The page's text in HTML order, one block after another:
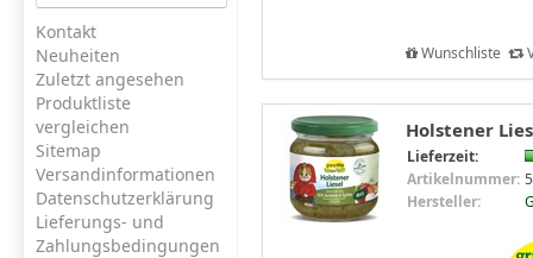
Kontakt
Neuheiten
Zuletzt angesehen
Produktliste
vergleichen
Sitemap
Versandinformationen
Datenschutzerklärung
Lieferungs- und
Zahlungsbedingungen
Wunschliste
Holstener
Lieferzeit:
Artikelnummer:
Hersteller: